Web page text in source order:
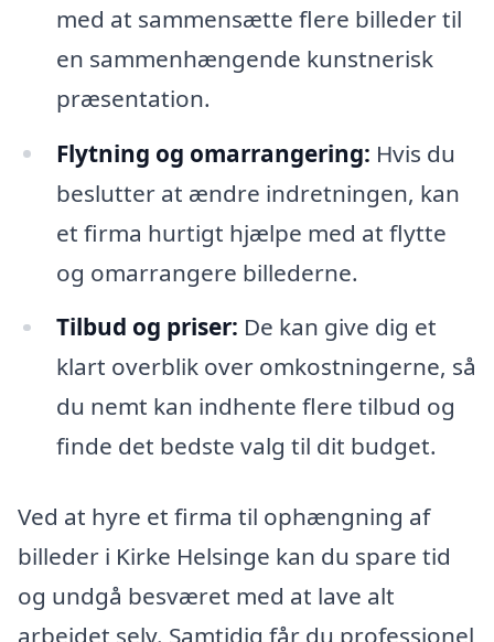
med at sammensætte flere billeder til
en sammenhængende kunstnerisk
præsentation.
Flytning og omarrangering: Hvis du
beslutter at ændre indretningen, kan
et firma hurtigt hjælpe med at flytte
og omarrangere billederne.
Tilbud og priser: De kan give dig et
klart overblik over omkostningerne, så
du nemt kan indhente flere tilbud og
finde det bedste valg til dit budget.
Ved at hyre et firma til ophængning af
billeder i Kirke Helsinge kan du spare tid
og undgå besværet med at lave alt
arbejdet selv. Samtidig får du professionel